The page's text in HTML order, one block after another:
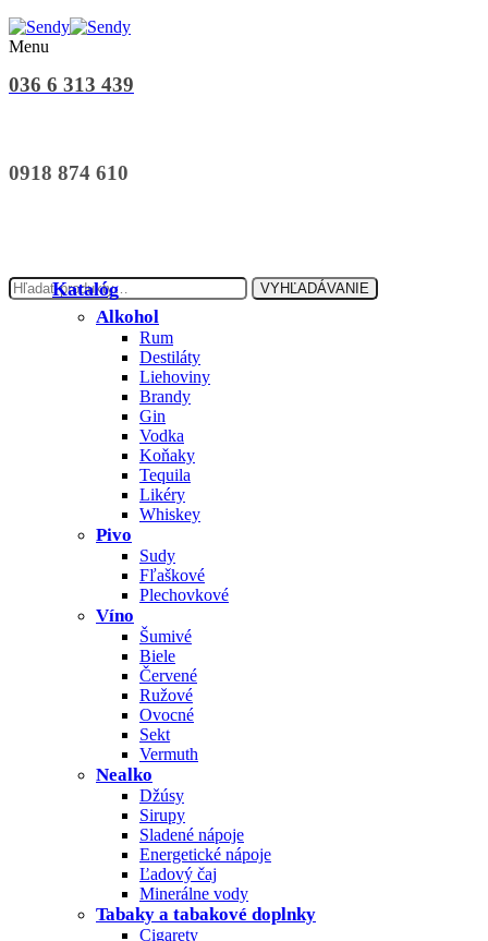
Menu
036 6 313 439
0918 874 610
VYHĽADÁVANIE
Katalóg
Alkohol
Rum
Destiláty
Liehoviny
Brandy
Gin
Vodka
Koňaky
Tequila
Likéry
Whiskey
Pivo
Sudy
Fľaškové
Plechovkové
Víno
Šumivé
Biele
Červené
Ružové
Ovocné
Sekt
Vermuth
Nealko
Džúsy
Sirupy
Sladené nápoje
Energetické nápoje
Ľadový čaj
Minerálne vody
Tabaky a tabakové doplnky
Cigarety